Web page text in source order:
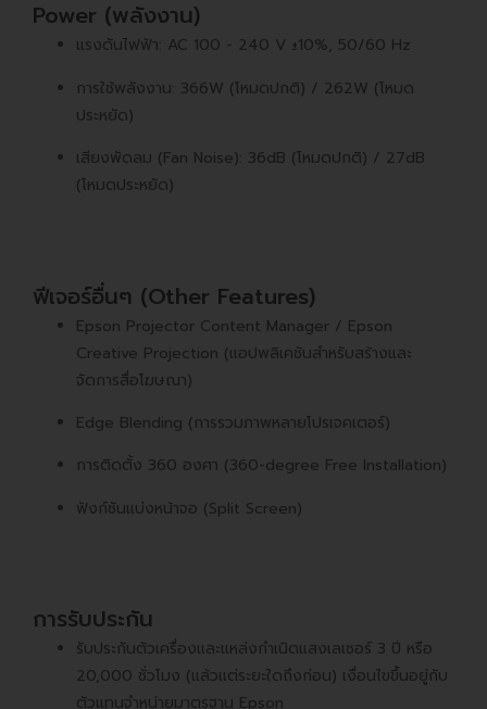
Power (พลังงาน)
แรงดันไฟฟ้า: AC 100 - 240 V ±10%, 50/60 Hz
การใช้พลังงาน: 366W (โหมดปกติ) / 262W (โหมด
ประหยัด)
เสียงพัดลม (Fan Noise): 36dB (โหมดปกติ) / 27dB
(โหมดประหยัด)
ฟีเจอร์อื่นๆ (Other Features)
Epson Projector Content Manager / Epson
Creative Projection (แอปพลิเคชันสำหรับสร้างและ
จัดการสื่อโฆษณา)
Edge Blending (การรวมภาพหลายโปรเจคเตอร์)
การติดตั้ง 360 องศา (360-degree Free Installation)
ฟังก์ชันแบ่งหน้าจอ (Split Screen)
การรับประกัน
รับประกันตัวเครื่องและแหล่งกำเนิดแสงเลเซอร์ 3 ปี หรือ
20,000 ชั่วโมง (แล้วแต่ระยะใดถึงก่อน) เงื่อนไขขึ้นอยู่กับ
ตัวแทนจำหน่ายมาตรฐาน Epson